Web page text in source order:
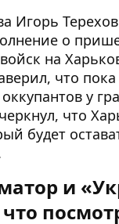
Игорь
о
на
что пока
у
что
будет
и
что